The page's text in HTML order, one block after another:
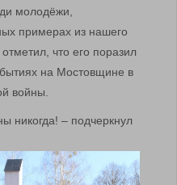
молодёжи,
примерах из нашего
что его поразил
на Мостовщине в
войны.
никогда! – подчеркнул